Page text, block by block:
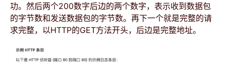
功。然后两个200数字后边的两个数字，表示收到数据包
的字节数和发送数据包的字节数。再下一个就是完整的请
求完整，以HTTP的GET方法开头，后边是完整地址。